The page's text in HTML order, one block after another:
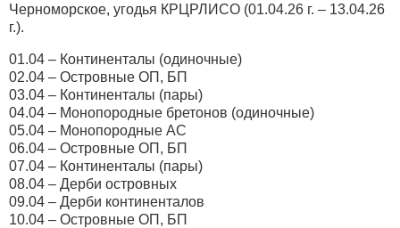
Черноморское, угодья КРЦРЛИСО (01.04.26 г. – 13.04.26
г.).
01.04 – Континенталы (одиночные)
02.04 – Островные ОП, БП
03.04 – Континенталы (пары)
04.04 – Монопородные бретонов (одиночные)
05.04 – Монопородные АС
06.04 – Островные ОП, БП
07.04 – Континенталы (пары)
08.04 – Дерби островных
09.04 – Дерби континенталов
10.04 – Островные ОП, БП